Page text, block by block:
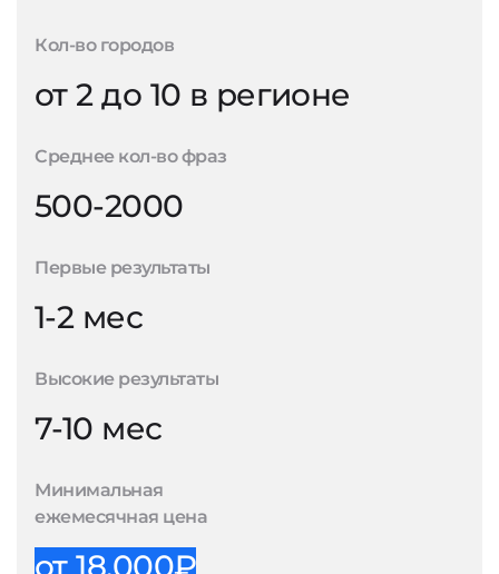
Кол-во городов
от 2 до 10 в регионе
Среднее кол-во фраз
500-2000
Первые результаты
1-2 мес
Высокие результаты
7-10 мес
Минимальная
ежемесячная цена
от 18.000₽